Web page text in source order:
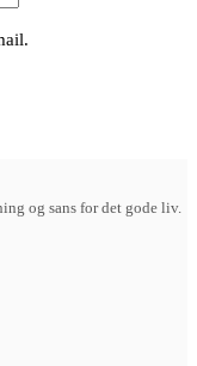
og sans for det gode liv.